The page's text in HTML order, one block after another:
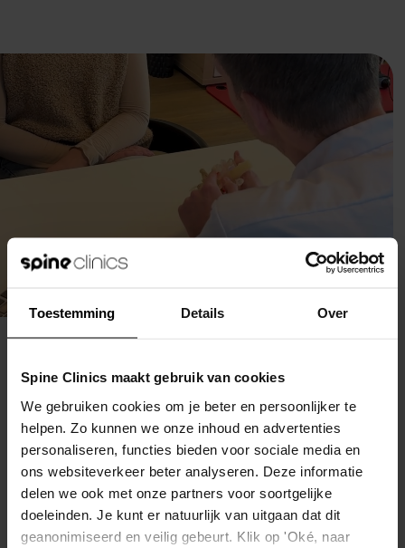
Toestemming Details Over
Spine Clinics maakt gebruik van cookies
We gebruiken cookies om je beter en persoonlijker te
helpen. Zo kunnen we onze inhoud en advertenties
personaliseren, functies bieden voor sociale media en
ons websiteverkeer beter analyseren. Deze informatie
delen we ook met onze partners voor soortgelijke
doeleinden. Je kunt er natuurlijk van uitgaan dat dit
geanonimiseerd en veilig gebeurt. Klik op 'Oké, naar
Benieuwd wat er bij jou
Tijdens een gratis screening brengen we je
basketbalblessure in kaart en bespreken we
de beste aanpak — vrijblijvend en zonder
verwijzing.
Plan een gratis screening